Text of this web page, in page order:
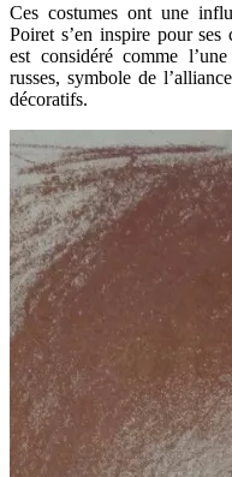
Ces costumes ont une
Poiret s’en inspire pour ses
est considéré comme
russes, symbole de
décoratifs.